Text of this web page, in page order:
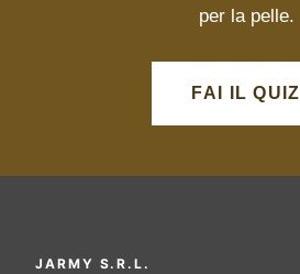
per la pelle.
FAI IL QUIZ
JARMY S.R.L.